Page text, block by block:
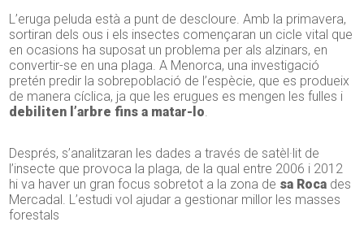
L’eruga peluda està a punt de descloure. Amb la primavera,
sortiran dels ous i els insectes començaran un cicle vital que
en ocasions ha suposat un problema per als alzinars, en
convertir-se en una plaga. A Menorca, una investigació
pretén predir la sobrepoblació de l’espècie, que es produeix
de manera cíclica, ja que les erugues es mengen les fulles i
debiliten l’arbre fins a matar-lo.
Després, s’analitzaran les dades a través de satèl·lit de
l’insecte que provoca la plaga, de la qual entre 2006 i 2012
hi va haver un gran focus sobretot a la zona de sa Roca des
Mercadal. L’estudi vol ajudar a gestionar millor les masses
forestals